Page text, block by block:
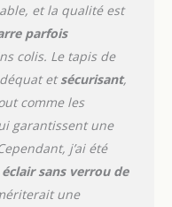
et la qualité est
parfois
colis. Le tapis de
etsécurisant,
comme les
garantissent une
j’ai été
sans verrou de
une